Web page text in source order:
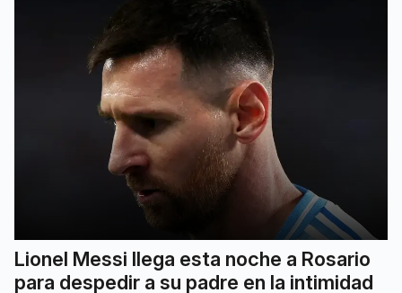
Lionel Messi llega esta noche a Rosario
para despedir a su padre en la intimidad